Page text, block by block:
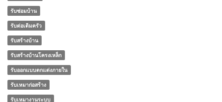
รับซ่อมบ้าน
รับต่อเติมครัว
รับสร้างบ้าน
รับสร้างบ้านโครงเหล็ก
รับออกแบบตกแต่งภายใน
รับเหมาก่อสร้าง
รับเหมางานระบบ